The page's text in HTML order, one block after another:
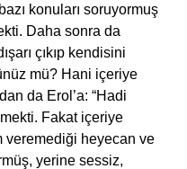
konuları soruyormuş
Daha sonra da
çıkıp kendisini
mü? Hani içeriye
da Erol’a: “Hadi
Fakat içeriye
veremediği heyecan ve
yerine sessiz,